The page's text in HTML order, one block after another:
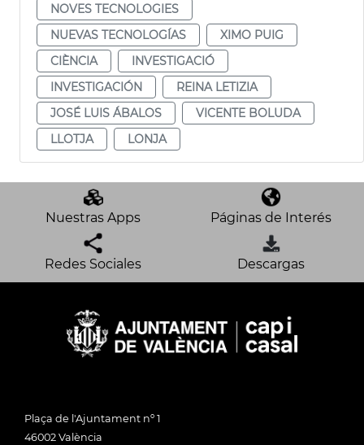
NOVES TECNOLOGIES
NUEVAS TECNOLOGÍAS
XIMO PUIG
CIÈNCIA
INVESTIGACIÓ
INVESTIGACIÓN
REINA LETIZIA
JOSÉ LUIS ÁBALOS
VICENTE BOLUDA
LLOTJA
LONJA
Nuestras Apps Páginas de Interés
Redes Sociales Descargas
Plaça de l'Ajuntament nº 1
46002 València